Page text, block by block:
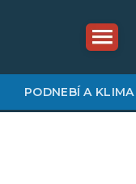
PODNEBÍ A KLIMA